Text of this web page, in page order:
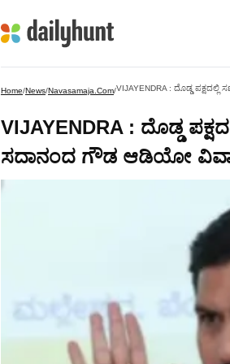
Home/News/Navasamaja.com/VIJAYENDRA : ದೊಡ್ಡ
VIJAYENDRA : ದೊಡ್ಡ
ಸದಾನಂದ ಗೌಡ ಆಡಿಯೋ